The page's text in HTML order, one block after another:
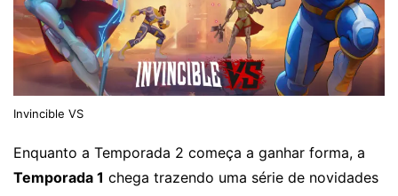
Invincible VS
Enquanto a Temporada 2 começa a ganhar forma, a
Temporada 1 chega trazendo uma série de novidades